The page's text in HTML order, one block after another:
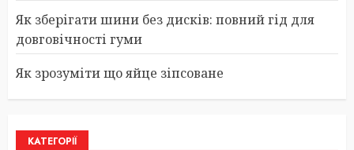
Як зберігати шини без дисків: повний гід для
довговічності гуми
Як зрозуміти що яйце зіпсоване
КАТЕГОРІЇ